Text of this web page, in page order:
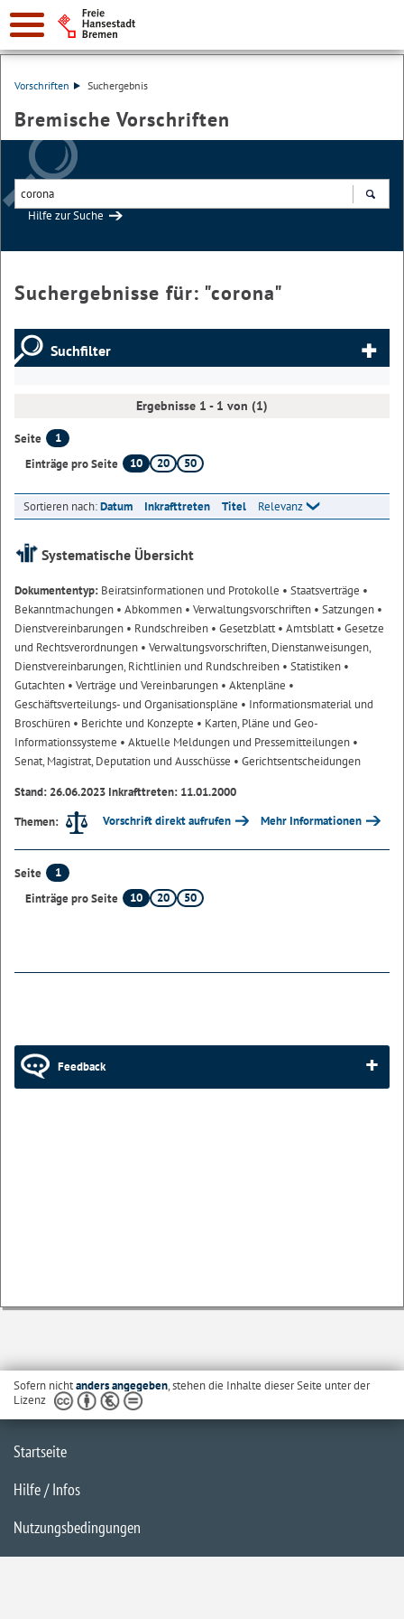
Vorschriften Suchergebnis
Bremische Vorschriften
Hilfe zur Suche
Suchergebnisse für: "corona"
Suchfilter
Ergebnisse 1 - 1 von (1)
Seite
1
Einträge pro Seite
10 20 50
Sortieren nach:Datum Inkrafttreten Titel Relevanz
Systematische Übersicht
Dokumententyp: Beiratsinformationen und Protokolle • Staatsverträge •
Bekanntmachungen • Abkommen • Verwaltungsvorschriften • Satzungen •
Dienstvereinbarungen • Rundschreiben • Gesetzblatt• Amtsblatt• Gesetze
und Rechtsverordnungen • Verwaltungsvorschriften, Dienstanweisungen,
Dienstvereinbarungen, Richtlinien und Rundschreiben • Statistiken •
Gutachten • Verträge und Vereinbarungen • Aktenpläne •
Geschäftsverteilungs- und Organisationspläne • Informationsmaterial und
Broschüren • Berichte und Konzepte • Karten, Pläne und Geo-
Informationssysteme • Aktuelle Meldungen und Pressemitteilungen •
Senat, Magistrat, Deputation und Ausschüsse • Gerichtsentscheidungen
Stand: 26.06.2023 Inkrafttreten: 11.01.2000
Themen:
Vorschrift direkt aufrufen Mehr Informationen
Seite
1
Einträge pro Seite
10 20 50
Feedback
Sofern nichtanders angegeben, stehen die Inhalte dieser Seite unter der
Lizenz
Startseite
Hilfe / Infos
Nutzungsbedingungen